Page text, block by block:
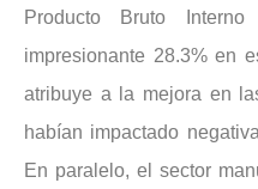
Producto Bruto
impresionante 28.3% en
atribuye a la mejora en
habían impactado
En paralelo, el sector